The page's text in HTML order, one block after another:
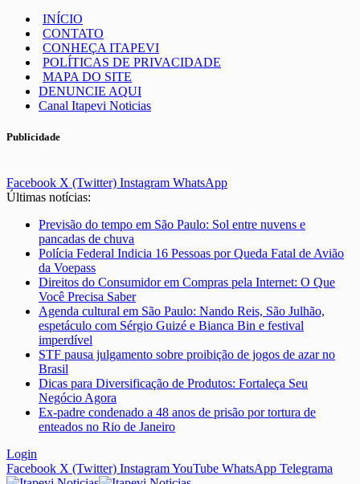
INÍCIO
CONTATO
CONHEÇA ITAPEVI
POLÍTICAS DE PRIVACIDADE
MAPA DO SITE
DENUNCIE AQUI
Canal Itapevi Noticias
Publicidade
Facebook X (Twitter) Instagram WhatsApp
Últimas notícias:
Previsão do tempo em São Paulo: Sol entre nuvens e
pancadas de chuva
Polícia Federal Indicia 16 Pessoas por Queda Fatal de Avião
da Voepass
Direitos do Consumidor em Compras pela Internet: O Que
Você Precisa Saber
Agenda cultural em São Paulo: Nando Reis, São Julhão,
espetáculo com Sérgio Guizé e Bianca Bin e festival
imperdível
STF pausa julgamento sobre proibição de jogos de azar no
Brasil
Dicas para Diversificação de Produtos: Fortaleça Seu
Negócio Agora
Ex-padre condenado a 48 anos de prisão por tortura de
enteados no Rio de Janeiro
Login
Facebook X (Twitter) InstagramYouTube WhatsApp Telegrama